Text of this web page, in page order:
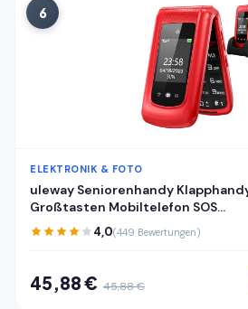
6
ELEKTRONIK & FOTO
uleway Seniorenhandy
Großtasten Mobiltelefon SOS
Notruffunktion,Taschenlampe,FM
Display Handy für Senioren
4,0(449 Bewertungen)
45,88 € 45,88 €